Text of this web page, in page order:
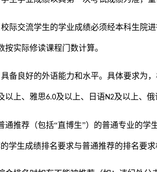
校际交流学生的学业成绩必须经本科生院
按实际修读课程门数计算。
具备良好的外语能力和水平。具体要求为
以上、雅思6.0及以上、日语N2及以上、
通推荐（包括“直博生”）的普通专业的学
学生成绩排名要求与普通推荐的排名要求